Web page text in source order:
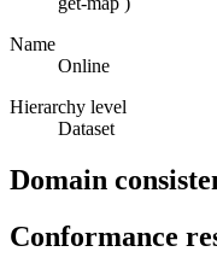
Name
Online
Hierarchy level
Dataset
Domain
Conformance